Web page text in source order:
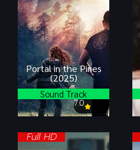
Portal in the Pines
(2025)
7.0
Sound Track
Full HD